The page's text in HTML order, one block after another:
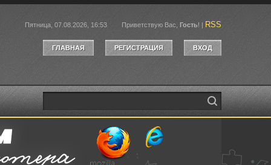
Пятница, 07.08.2026, 16:53 Приветствую Вас Гость! | RSS
ГЛАВНАЯ РЕГИСТРАЦИЯ ВХОД